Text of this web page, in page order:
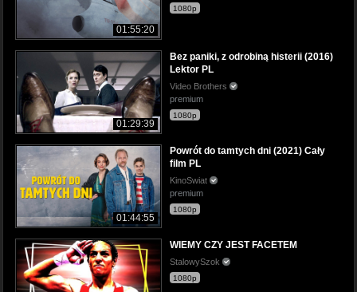
01:55:20
1080p
01:29:39
Bez paniki, z odrobiną histerii (2016)
Lektor PL
Video Brothers
premium
1080p
01:44:55
Powrót do tamtych dni (2021) Cały
film PL
KinoSwiat
premium
1080p
WIEMY CZY JEST FACETEM
StalowySzok
1080p